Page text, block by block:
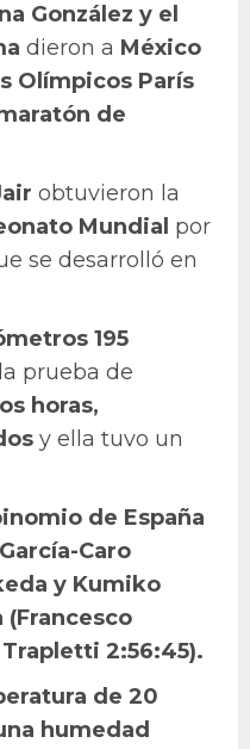
González y el
dieron a México
Olímpicos París
de
obtuvieron la
Mundial por
se desarrolló en
195
prueba de
horas,
y ella tuvo un
de España
Caro
y Kumiko
(Francesco
2:56:45).
de 20
humedad